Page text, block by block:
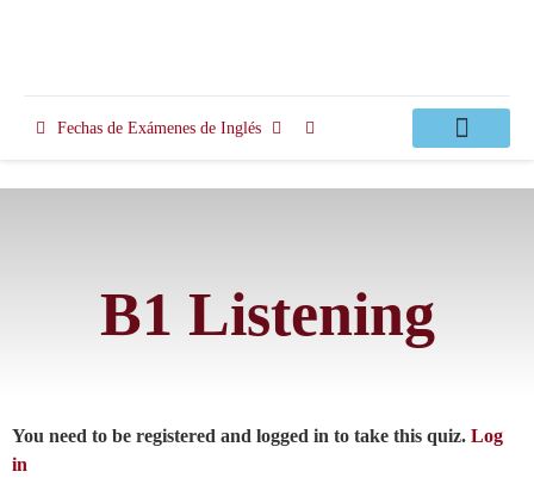
Fechas de Exámenes de Inglés
B1 Listening
You need to be registered and logged in to take this quiz. Log
in